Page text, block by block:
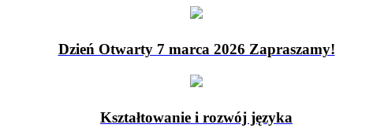
Dzień Otwarty 7 marca 2026 Zapraszamy!
Kształtowanie i rozwój języka